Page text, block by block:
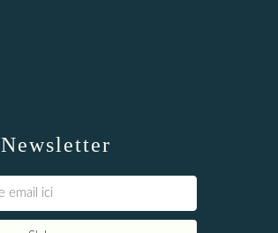
Newsletter